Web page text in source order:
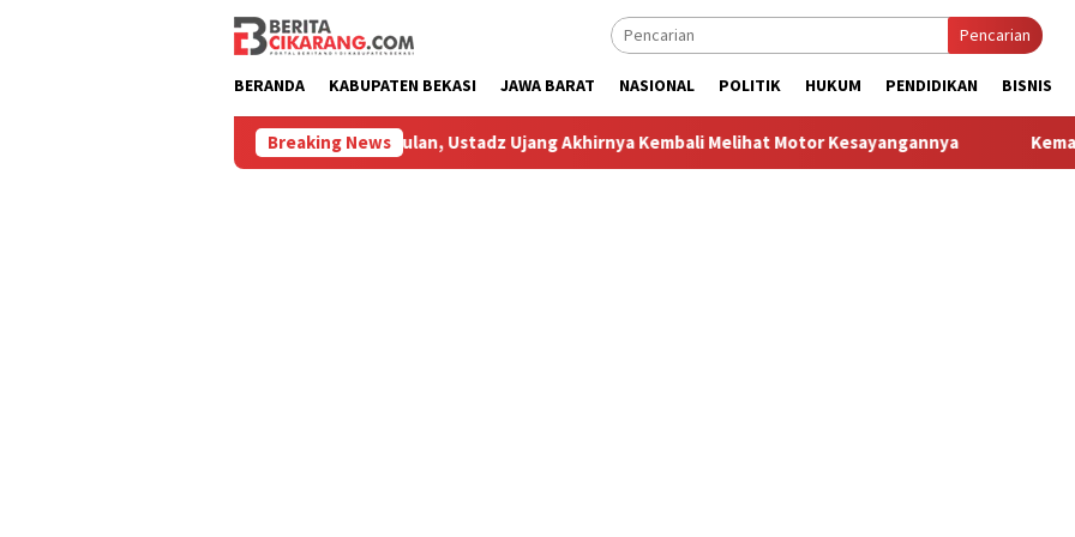
Pencarian
BERANDA KABUPATEN BEKASI JAWA BARAT NASIONAL POLITIK HUKUM PENDIDIKAN BISNIS
Breaking News
Hilang 5 Bulan, Ustadz Ujang Akhirnya Kembali Melihat Motor Kesayangannya Kemarau Kian Parah,